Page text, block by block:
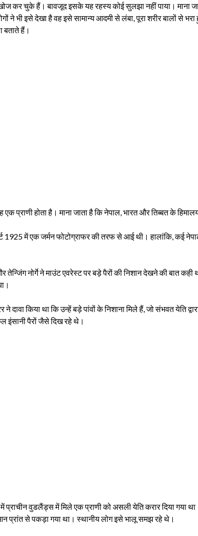
कर चुके हैं। बावजूद इसके यह रहस्य कोई सुलझा नहीं पाया। माना
ने भी इसे देखा है वह इसे सामान्य आदमी से लंबा, पूरा शरीर बालों से
बताते हैं।
एक प्राणी होता है। माना जाता है कि नेपाल, भारत और तिब्बत के
1925 में एक जर्मन फोटोग्राफर की तरफ से आई थी। हालांकि, कई
नोर्गे ने माउंट एवरेस्ट पर बड़े पैरों की निशान देखने की बात
दावा किया था कि उन्हें बड़े पांवों के निशाना मिले हैं, जो संभवत येति
इंसानी पैरों जैसे दिख रहे थे।
में प्राचीन वुडलैंड्स में मिले एक प्राणी को असली येति करार दिया गया
प्रांत से पकड़ा गया था। स्थानीय लोग इसे भालू समझ रहे थे।